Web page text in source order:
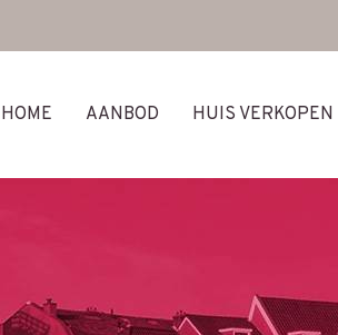
HOME AANBOD HUIS VERKOPEN